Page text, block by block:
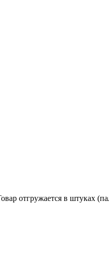
отгружается в штуках